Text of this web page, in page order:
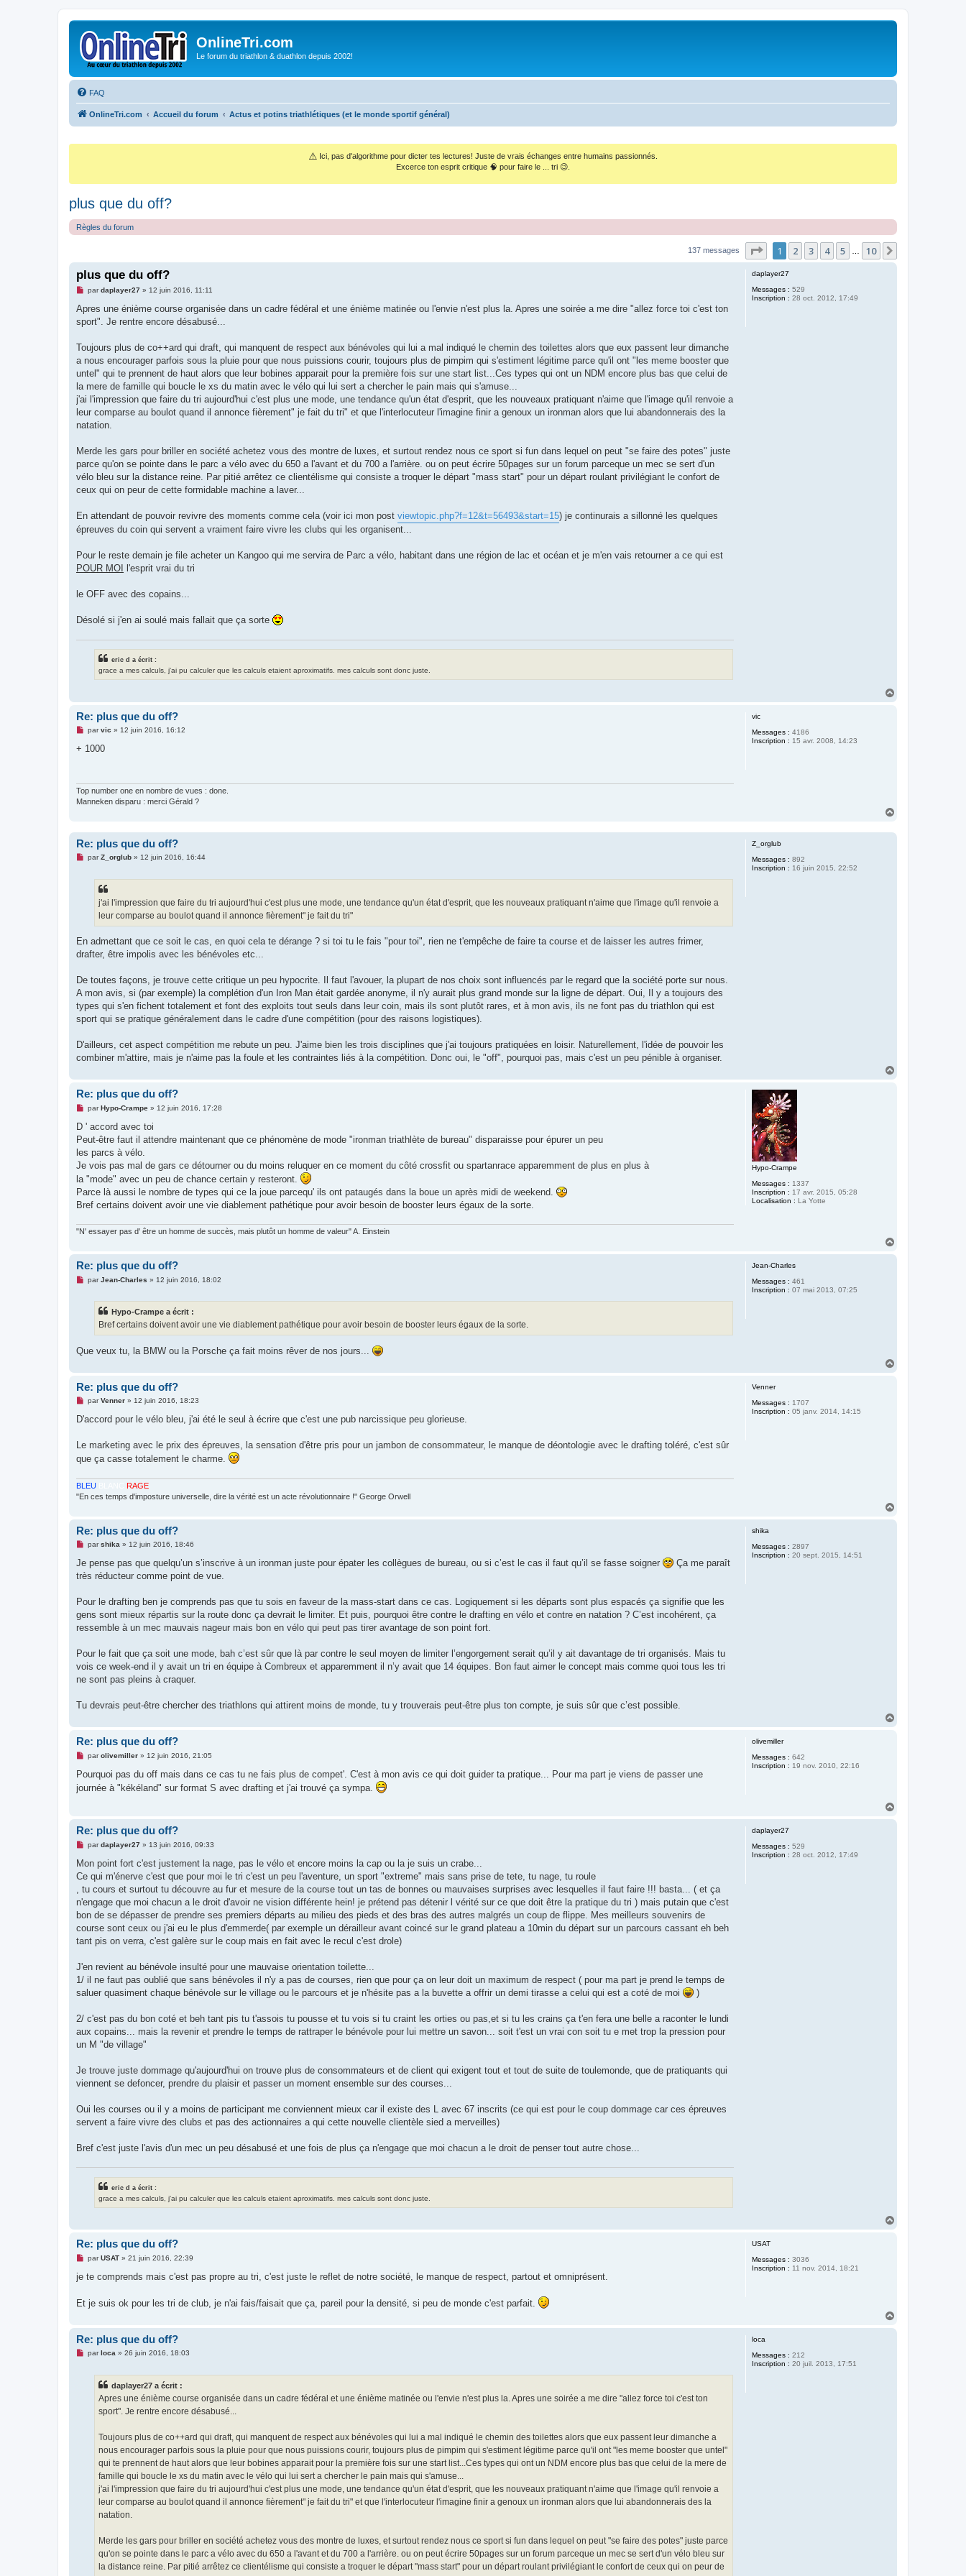
OnlineTri.com
Le forum du triathlon & duathlon depuis 2002!
FAQ
OnlineTri.com Accueil du forum Actus et potins triathlétiques (et le monde sportif général)
⚠️ Ici, pas d'algorithme pour dicter tes lectures! Juste de vrais échanges entre humains passionnés.
Excerce ton esprit critique 🧠 pour faire le ... tri 😉.
plus que du off?
Règles du forum
137 messages Page 1sur10
1 2 3 4 5 10
daplayer27
Messages : 529
Inscription : 28 oct. 2012, 17:49
plus que du off?
M
s
a
n
o
l
u
pardaplayer27» 12 juin 2016, 11:11
Apres une énième course organisée dans un cadre fédéral et une énième matinée ou l'envie n'est plus la. Apres une soirée a me dire "allez force toi c'est ton
sport". Je rentre encore désabusé...
Toujours plus de co++ard qui draft, qui manquent de respect aux bénévoles qui lui a mal indiqué le chemin des toilettes alors que eux passent leur dimanche
a nous encourager parfois sous la pluie pour que nous puissions courir, toujours plus de pimpim qui s'estiment légitime parce qu'il ont "les meme booster que
untel" qui te prennent de haut alors que leur bobines apparait pour la première fois sur une start list...Ces types qui ont un NDM encore plus bas que celui de
la mere de famille qui boucle le xs du matin avec le vélo qui lui sert a chercher le pain mais qui s'amuse...
j'ai l'impression que faire du tri aujourd'hui c'est plus une mode, une tendance qu'un état d'esprit, que les nouveaux pratiquant n'aime que l'image qu'il renvoie a
leur comparse au boulot quand il annonce fièrement" je fait du tri" et que l'interlocuteur l'imagine finir a genoux un ironman alors que lui abandonnerais des la
natation.
Merde les gars pour briller en société achetez vous des montre de luxes, et surtout rendez nous ce sport si fun dans lequel on peut "se faire des potes" juste
parce qu'on se pointe dans le parc a vélo avec du 650 a l'avant et du 700 a l'arrière. ou on peut écrire 50pages sur un forum parceque un mec se sert d'un
vélo bleu sur la distance reine. Par pitié arrêtez ce clientélisme qui consiste a troquer le départ "mass start" pour un départ roulant privilégiant le confort de
ceux qui on peur de cette formidable machine a laver...
En attendant de pouvoir revivre des moments comme cela (voir ici mon post viewtopic.php?f=12&t=56493&start=15) je continurais a sillonné les quelques
épreuves du coin qui servent a vraiment faire vivre les clubs qui les organisent...
Pour le reste demain je file acheter un Kangoo qui me servira de Parc a vélo, habitant dans une région de lac et océan et je m'en vais retourner a ce qui est
POUR MOI
l'esprit vrai du tri
le OFF avec des copains...
Désolé si j'en ai soulé mais fallait que ça sorte
eric d a écrit :
grace a mes calculs, j'ai pu calculer que les calculs etaient aproximatifs. mes calculs sont donc juste.
vic
Messages : 4186
Inscription : 15 avr. 2008, 14:23
Re: plus que du off?
M
s
n
o
n
parvic » 12 juin 2016, 16:12
+ 1000
Top number one en nombre de vues : done.
Manneken disparu : merci Gérald ?
Z_orglub
Messages : 892
Inscription : 16 juin 2015, 22:52
Re: plus que du off?
M
l
u
parZ_orglub» 12 juin 2016, 16:44
j'ai l'impression que faire du tri aujourd'hui c'est plus une mode, une tendance qu'un état d'esprit, que les nouveaux pratiquant n'aime que l'image qu'il renvoie a
leur comparse au boulot quand il annonce fièrement" je fait du tri"
En admettant que ce soit le cas, en quoi cela te dérange ? si toi tu le fais "pour toi", rien ne t'empêche de faire ta course et de laisser les autres frimer,
drafter, être impolis avec les bénévoles etc...
De toutes façons, je trouve cette critique un peu hypocrite. Il faut l'avouer, la plupart de nos choix sont influencés par le regard que la société porte sur nous.
A mon avis, si (par exemple) la complétion d'un Iron Man était gardée anonyme, il n'y aurait plus grand monde sur la ligne de départ. Oui, Il y a toujours des
types qui s'en fichent totalement et font des exploits tout seuls dans leur coin, mais ils sont plutôt rares, et à mon avis, ils ne font pas du triathlon qui est
sport qui se pratique généralement dans le cadre d'une compétition (pour des raisons logistiques).
D'ailleurs, cet aspect compétition me rebute un peu. J'aime bien les trois disciplines que j'ai toujours pratiquées en loisir. Naturellement, l'idée de pouvoir les
combiner m'attire, mais je n'aime pas la foule et les contraintes liés à la compétition. Donc oui, le "off", pourquoi pas, mais c'est un peu pénible à organiser.
Hypo-Crampe
Messages : 1337
Inscription : 17 avr. 2015, 05:28
Localisation : La Yotte
Re: plus que du off?
M
s
a
g
n
o
l
u
parHypo-Crampe» 12 juin 2016, 17:28
D ' accord avec toi
Peut-être faut il attendre maintenant que ce phénomène de mode "ironman triathlète de bureau" disparaisse pour épurer un peu
les parcs à vélo.
Je vois pas mal de gars ce détourner ou du moins reluquer en ce moment du côté crossfit ou spartanrace apparemment de plus en plus à
la "mode" avec un peu de chance certain y resteront.
Parce là aussi le nombre de types qui ce la joue parcequ' ils ont pataugés dans la boue un après midi de weekend.
Bref certains doivent avoir une vie diablement pathétique pour avoir besoin de booster leurs égaux de la sorte.
"N' essayer pas d' être un homme de succès, mais plutôt un homme de valeur" A. Einstein
Jean-Charles
Messages : 461
Inscription : 07 mai 2013, 07:25
Re: plus que du off?
M
o
n
u
parJean-Charles » 12 juin 2016, 18:02
Hypo-Crampe a écrit :
Bref certains doivent avoir une vie diablement pathétique pour avoir besoin de booster leurs égaux de la sorte.
Que veux tu, la BMW ou la Porsche ça fait moins rêver de nos jours...
Venner
Messages : 1707
Inscription : 05 janv. 2014, 14:15
Re: plus que du off?
M
s
g
n
n
u
parVenner» 12 juin 2016, 18:23
D'accord pour le vélo bleu, j'ai été le seul à écrire que c'est une pub narcissique peu glorieuse.
Le marketing avec le prix des épreuves, la sensation d'être pris pour un jambon de consommateur, le manque de déontologie avec le drafting toléré, c'est sûr
que ça casse totalement le charme.
BLEU
RAGE
"En ces temps d'imposture universelle, dire la vérité est un acte révolutionnaire !" George Orwell
shika
Messages : 2897
Inscription : 20 sept. 2015, 14:51
Re: plus que du off?
M
s
a
n
o
l
parshika » 12 juin 2016, 18:46
Je pense pas que quelqu’un s’inscrive à un ironman juste pour épater les collègues de bureau, ou si c’est le cas il faut qu’il se fasse soigner
Ça me paraît
très réducteur comme point de vue.
Pour le drafting ben je comprends pas que tu sois en faveur de la mass-start dans ce cas. Logiquement si les départs sont plus espacés ça signifie que les
gens sont mieux répartis sur la route donc ça devrait le limiter. Et puis, pourquoi être contre le drafting en vélo et contre en natation ? C’est incohérent, ça
ressemble à un mec mauvais nageur mais bon en vélo qui peut pas tirer avantage de son point fort.
Pour le fait que ça soit une mode, bah c’est sûr que là par contre le seul moyen de limiter l’engorgement serait qu’il y ait davantage de tri organisés. Mais tu
vois ce week-end il y avait un tri en équipe à Combreux et apparemment il n’y avait que 14 équipes. Bon faut aimer le concept mais comme quoi tous les tri
ne sont pas pleins à craquer.
Tu devrais peut-être chercher des triathlons qui attirent moins de monde, tu y trouverais peut-être plus ton compte, je suis sûr que c’est possible.
olivemiller
Messages : 642
Inscription : 19 nov. 2010, 22:16
Re: plus que du off?
M
s
a
n
u
parolivemiller» 12 juin 2016, 21:05
Pourquoi pas du off mais dans ce cas tu ne fais plus de compet'. C'est à mon avis ce qui doit guider ta pratique... Pour ma part je viens de passer une
journée à "kékéland" sur format S avec drafting et j'ai trouvé ça sympa.
daplayer27
Messages : 529
Inscription : 28 oct. 2012, 17:49
Re: plus que du off?
M
s
a
g
n
o
l
u
pardaplayer27» 13 juin 2016, 09:33
Mon point fort c'est justement la nage, pas le vélo et encore moins la cap ou la je suis un crabe...
Ce qui m'énerve c'est que pour moi le tri c'est un peu l'aventure, un sport "extreme" mais sans prise de tete, tu nage, tu roule
, tu cours et surtout tu découvre au fur et mesure de la course tout un tas de bonnes ou mauvaises surprises avec lesquelles il faut faire !!! basta... ( et ça
n'engage que moi chacun a le droit d'avoir ne vision différente hein! je prétend pas détenir l vérité sur ce que doit être la pratique du tri ) mais putain que c'est
bon de se dépasser de prendre ses premiers départs au milieu des pieds et des bras des autres malgrés un coup de flippe. Mes meilleurs souvenirs de
course sont ceux ou j'ai eu le plus d'emmerde( par exemple un dérailleur avant coincé sur le grand plateau a 10min du départ sur un parcours cassant eh beh
tant pis on verra, c'est galère sur le coup mais en fait avec le recul c'est drole)
J'en revient au bénévole insulté pour une mauvaise orientation toilette...
1/ il ne faut pas oublié que sans bénévoles il n'y a pas de courses, rien que pour ça on leur doit un maximum de respect ( pour ma part je prend le temps de
saluer quasiment chaque bénévole sur le village ou le parcours et je n'hésite pas a la buvette a offrir un demi tirasse a celui qui est a coté de moi
)
2/ c'est pas du bon coté et beh tant pis tu t'assois tu pousse et tu vois si tu craint les orties ou pas,et si tu les crains ça t'en fera une belle a raconter le lundi
aux copains... mais la revenir et prendre le temps de rattraper le bénévole pour lui mettre un savon... soit t'est un vrai con soit tu e met trop la pression pour
un M "de village"
Je trouve juste dommage qu'aujourd'hui on trouve plus de consommateurs et de client qui exigent tout et tout de suite de toulemonde, que de pratiquants qui
viennent se defoncer, prendre du plaisir et passer un moment ensemble sur des courses...
Oui les courses ou il y a moins de participant me conviennent mieux car il existe des L avec 67 inscrits (ce qui est pour le coup dommage car ces épreuves
servent a faire vivre des clubs et pas des actionnaires a qui cette nouvelle clientèle sied a merveilles)
Bref c'est juste l'avis d'un mec un peu désabusé et une fois de plus ça n'engage que moi chacun a le droit de penser tout autre chose...
eric d a écrit :
grace a mes calculs, j'ai pu calculer que les calculs etaient aproximatifs. mes calculs sont donc juste.
USAT
Messages : 3036
Inscription : 11 nov. 2014, 18:21
Re: plus que du off?
M
s
g
e
l
u
parUSAT» 21 juin 2016, 22:39
je te comprends mais c'est pas propre au tri, c'est juste le reflet de notre société, le manque de respect, partout et omniprésent.
Et je suis ok pour les tri de club, je n'ai fais/faisait que ça, pareil pour la densité, si peu de monde c'est parfait.
loca
Messages : 212
Inscription : 20 juil. 2013, 17:51
Re: plus que du off?
Mparloca» 26 juin 2016, 18:03
daplayer27 a écrit :
Apres une énième course organisée dans un cadre fédéral et une énième matinée ou l'envie n'est plus la. Apres une soirée a me dire "allez force toi c'est ton
sport". Je rentre encore désabusé...
Toujours plus de co++ard qui draft, qui manquent de respect aux bénévoles qui lui a mal indiqué le chemin des toilettes alors que eux passent leur dimanche a
nous encourager parfois sous la pluie pour que nous puissions courir, toujours plus de pimpim qui s'estiment légitime parce qu'il ont "les meme booster que untel"
qui te prennent de haut alors que leur bobines apparait pour la première fois sur une start list...Ces types qui ont un NDM encore plus bas que celui de la mere de
famille qui boucle le xs du matin avec le vélo qui lui sert a chercher le pain mais qui s'amuse...
j'ai l'impression que faire du tri aujourd'hui c'est plus une mode, une tendance qu'un état d'esprit, que les nouveaux pratiquant n'aime que l'image qu'il renvoie a
leur comparse au boulot quand il annonce fièrement" je fait du tri" et que l'interlocuteur l'imagine finir a genoux un ironman alors que lui abandonnerais des la
natation.
Merde les gars pour briller en société achetez vous des montre de luxes, et surtout rendez nous ce sport si fun dans lequel on peut "se faire des potes" juste parce
qu'on se pointe dans le parc a vélo avec du 650 a l'avant et du 700 a l'arrière. ou on peut écrire 50pages sur un forum parceque un mec se sert d'un vélo bleu sur
la distance reine. Par pitié arrêtez ce clientélisme qui consiste a troquer le départ "mass start" pour un départ roulant privilégiant le confort de ceux qui on peur de